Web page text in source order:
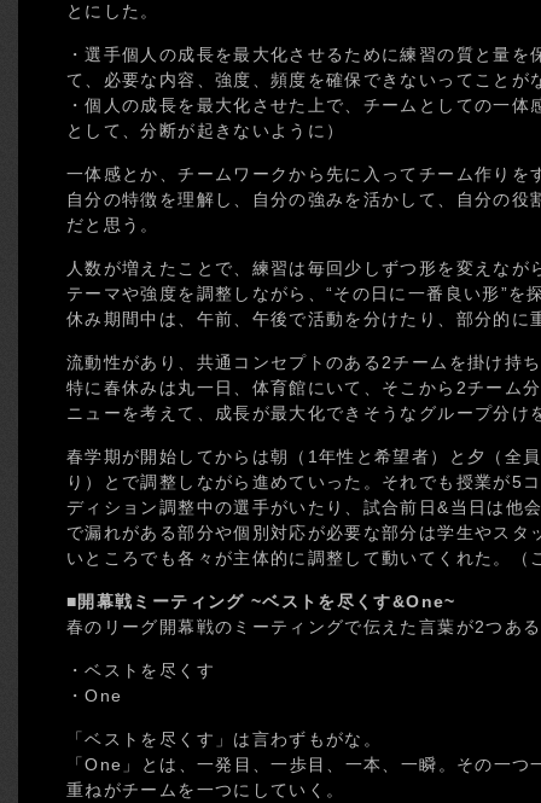
とにした。
・選手個人の成長を最大化させるために練習の質と量
て、必要な内容、強度、頻度を確保できないってことが
・個人の成長を最大化させた上で、チームとしての一
として、分断が起きないように）
一体感とか、チームワークから先に入ってチーム作りを
自分の特徴を理解し、自分の強みを活かして、自分の役
だと思う。
人数が増えたことで、練習は毎回少しずつ形を変えなが
テーマや強度を調整しながら、“その日に一番良い形”を
休み期間中は、午前、午後で活動を分けたり、部分的に
流動性があり、共通コンセプトのある2チームを掛け持
特に春休みは丸一日、体育館にいて、そこから2チーム
ニューを考えて、成長が最大化できそうなグループ分け
春学期が開始してからは朝（1年性と希望者）と夕（全
り）とで調整しながら進めていった。それでも授業が5
ディション調整中の選手がいたり、試合前日&当日は他
で漏れがある部分や個別対応が必要な部分は学生やスタ
いところでも各々が主体的に調整して動いてくれた。（
■開幕戦ミーティング ~ベストを尽くす&One~
春のリーグ開幕戦のミーティングで伝えた言葉が2つあ
・ベストを尽くす
・One
「ベストを尽くす」は言わずもがな。
「One」とは、一発目、一歩目、一本、一瞬。その一
重ねがチームを一つにしていく。